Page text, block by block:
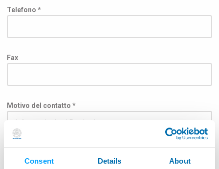
Consent Details About
Telefono *
Fax
Motivo del contatto *